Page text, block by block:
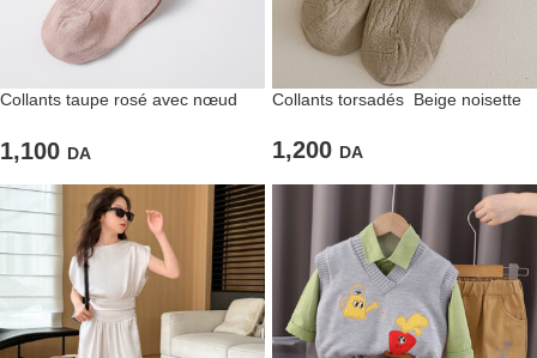
Collants taupe rosé avec nœud
1,100 DA
Collants torsadés Beige noisette
1,200 DA